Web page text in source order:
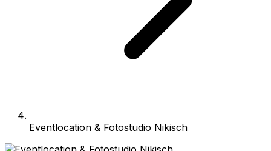
Eventlocation & Fotostudio Nikisch